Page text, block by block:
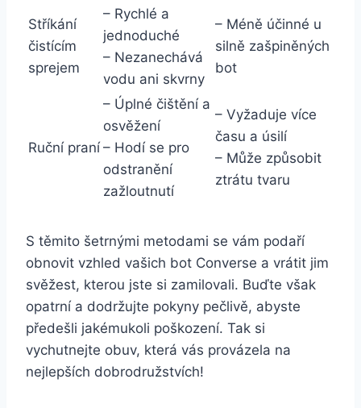
Stříkání
čistícím
sprejem
– ⁣Rychlé a
⁣jednoduché
– Nezanechává
vodu ani‍ skvrny
– Méně účinné ​u
silně zašpiněných
bot
Ruční praní
– Úplné čištění⁢ a
⁢osvěžení
– Hodí se pro
odstranění
‍zažloutnutí
– Vyžaduje více
času a úsilí
– Může způsobit
ztrátu ‌tvaru
S⁣ těmito šetrnými metodami se vám ‌podaří
obnovit‍ vzhled vašich bot Converse a vrátit jim
svěžest, kterou jste si zamilovali.‍ Buďte však
opatrní ⁣a dodržujte pokyny ⁤pečlivě, abyste
předešli jakémukoli⁢ poškození. ‌Tak si
vychutnejte obuv, která vás provázela⁢ na‌
nejlepších dobrodružstvích!